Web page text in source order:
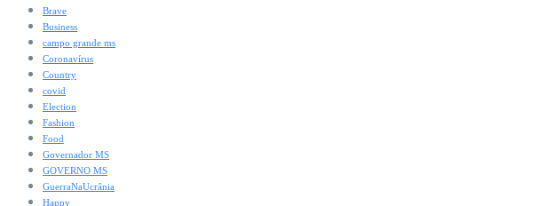
Brave
Business
campo grande ms
Coronavírus
Country
covid
Election
Fashion
Food
Governador MS
GOVERNO MS
GuerraNaUcrânia
Happy